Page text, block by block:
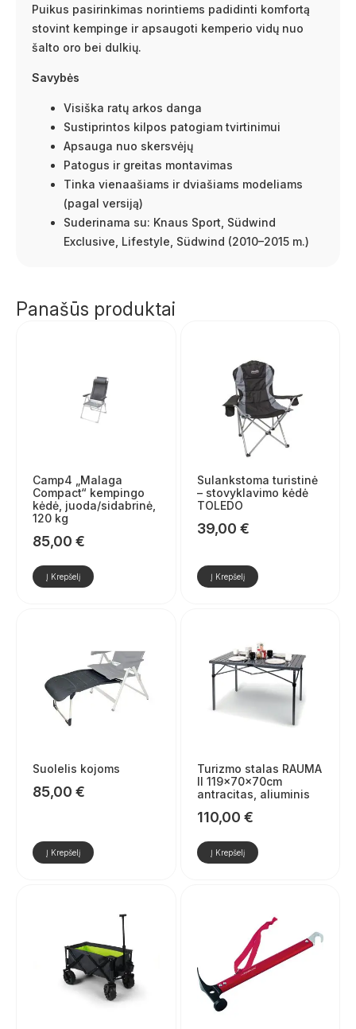
Puikus pasirinkimas norintiems padidinti komfortą
stovint kempinge ir apsaugoti kemperio vidų nuo
šalto oro bei dulkių.
Savybės
Visiška ratų arkos danga
Sustiprintos kilpos patogiam tvirtinimui
Apsauga nuo skersvėjų
Patogus ir greitas montavimas
Tinka vienaašiams ir dviašiams modeliams
(pagal versiją)
Suderinama su: Knaus Sport, Südwind
Exclusive, Lifestyle, Südwind (2010–2015 m.)
Panašūs produktai
Camp4 „Malaga
Compact“ kempingo
kėdė, juoda/sidabrinė,
120 kg
85,00 €
Į Krepšelį
Sulankstoma turistinė
– stovyklavimo kėdė
TOLEDO
39,00 €
Į Krepšelį
Suolelis kojoms
85,00 €
Į Krepšelį
Turizmo stalas RAUMA
II 119x70x70cm
antracitas, aliuminis
110,00 €
Į Krepšelį